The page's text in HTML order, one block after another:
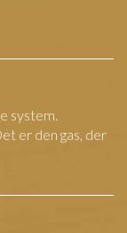
system.
er den gas, der